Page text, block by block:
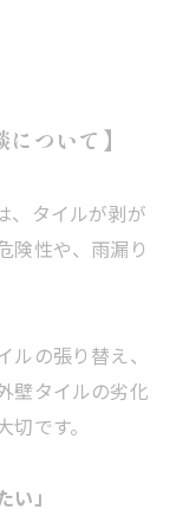
ついて】
、タイルが剥が
険性や、雨漏り
の張り替え、
壁タイルの劣化
です。
い」